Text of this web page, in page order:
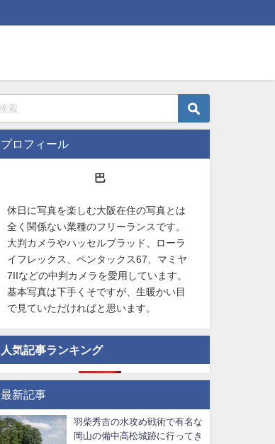
プロフィール
巴
休日に写真を楽しむ大阪在住の写真とは
全く関係ない業種のフリーランスです。
大判カメラやハッセルブラッド、ローラ
イフレックス、ペンタックス67、マミヤ
7IIなどの中判カメラを愛用しています。
基本写真は下手くそですが、生暖かい目
で見ていただければと思います。
人気記事ランキング
最新記事
羽柴秀吉の水攻め戦術で有名な
岡山の備中高松城跡に行ってき